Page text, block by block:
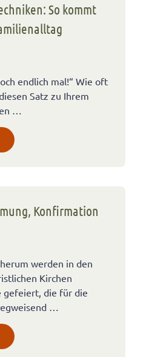
So kommt
endlich mal!“ Wie oft
Satz zu Ihrem
…
Konfirmation
werden in den
Kirchen
gefeiert, die für die
…